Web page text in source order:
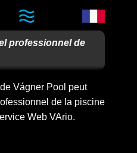
professionnel de
Vágner Pool peut
de la piscine
Web VArio.